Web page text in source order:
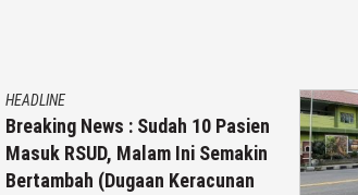
HEADLINE
Breaking News : Sudah 10 Pasien
Masuk RSUD, Malam Ini Semakin
Bertambah (Dugaan Keracunan